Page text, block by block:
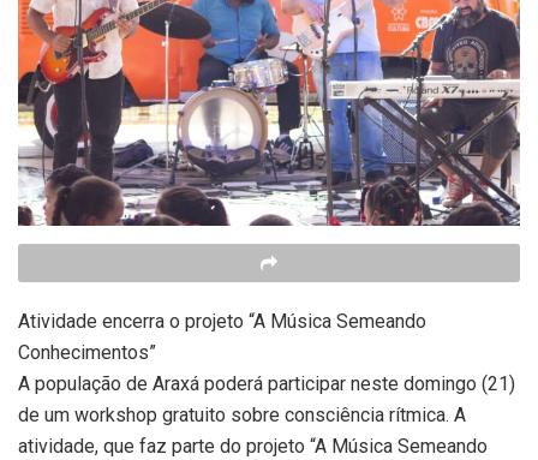
Atividade encerra o projeto “A Música Semeando
Conhecimentos”
A população de Araxá poderá participar neste domingo (21)
de um workshop gratuito sobre consciência rítmica. A
atividade, que faz parte do projeto “A Música Semeando